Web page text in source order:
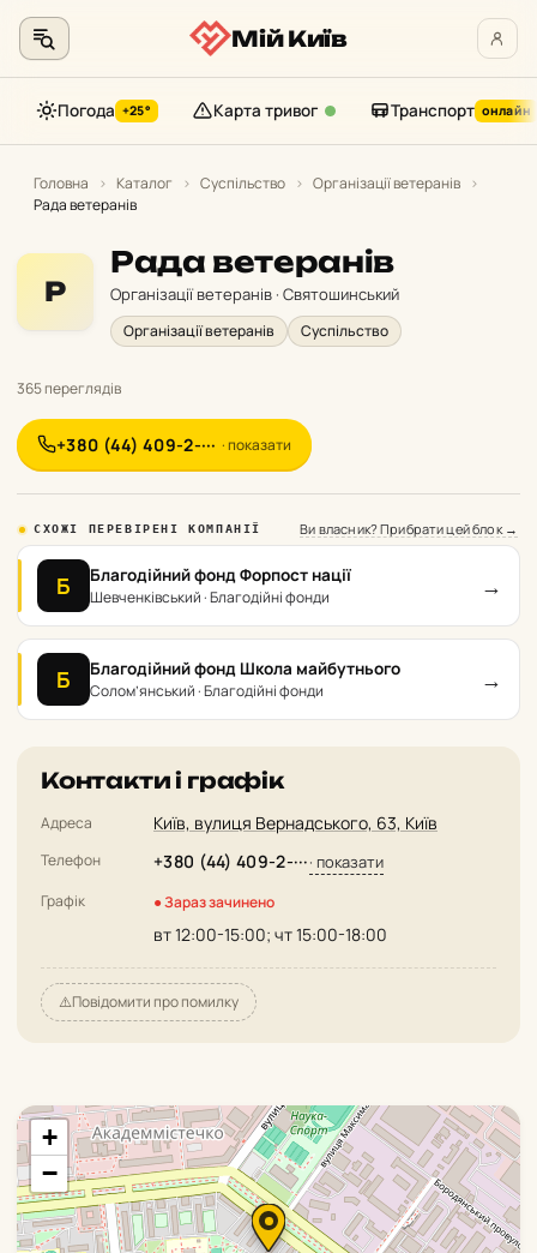
контенту
Мій Київ
Погода +25° Карта тривог Транспорт онлайн
Головна › Каталог › Суспільство › Організації ветеранів ›
Рада ветеранів
Р
Рада ветеранів
Організації ветеранів · Святошинський
Організації ветеранів Суспільство
365 переглядів
+380 (44) 409-2-··· · показати
СХОЖІ ПЕРЕВІРЕНІ КОМПАНІЇ Ви власник? Прибрати цей блок →
Б Благодійний фонд Форпост нації
Шевченківський · Благодійні фонди →
Б Благодійний фонд Школа майбутнього
Солом’янський · Благодійні фонди →
Контакти і графік
Адреса Київ, вулиця Вернадського, 63, Київ
Телефон +380 (44) 409-2-···· показати
Графік ● Зараз зачинено
вт 12:00-15:00; чт 15:00-18:00
⚠️Повідомити про помилку
+
−